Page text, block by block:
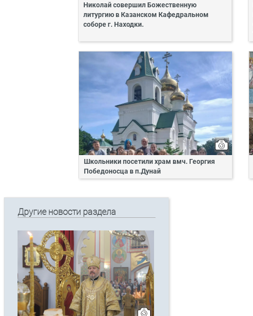
Николай совершил Божественную
литургию в Казанском Кафедральном
соборе г. Находки.
Школьники посетили храм вмч. Георгия
Победоносца в п.Дунай
Другие новости раздела